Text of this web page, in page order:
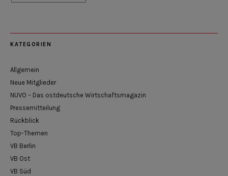
KATEGORIEN
Allgemein
Neue Mitglieder
NUVO – Das ostdeutsche Wirtschaftsmagazin
Pressemitteilung
Rückblick
Top-Themen
VB Berlin
VB Ost
VB Süd